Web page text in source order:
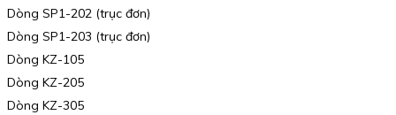
Dòng SP1-202 (trục đơn)
Dòng SP1-203 (trục đơn)
Dòng KZ-105
Dòng KZ-205
Dòng KZ-305